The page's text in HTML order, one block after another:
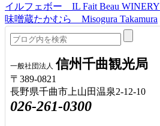
イルフェボー IL Fait Beau WINERY
味噌蔵たかむら Misogura Takamura
一般社団法人 信州千曲観光局
〒389-0821
長野県千曲市上山田温泉2-12-10
026-261-0300